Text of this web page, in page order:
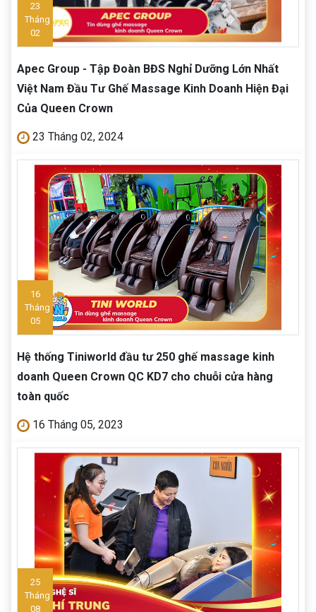
23
Tháng
02
Apec Group - Tập Đoàn BĐS Nghỉ Dưỡng Lớn Nhất
Việt Nam Đầu Tư Ghế Massage Kinh Doanh Hiện Đại
Của Queen Crown
23 Tháng 02, 2024
16
Tháng
05
Hệ thống Tiniworld đầu tư 250 ghế massage kinh
doanh Queen Crown QC KD7 cho chuỗi cửa hàng
toàn quốc
16 Tháng 05, 2023
25
Tháng
08